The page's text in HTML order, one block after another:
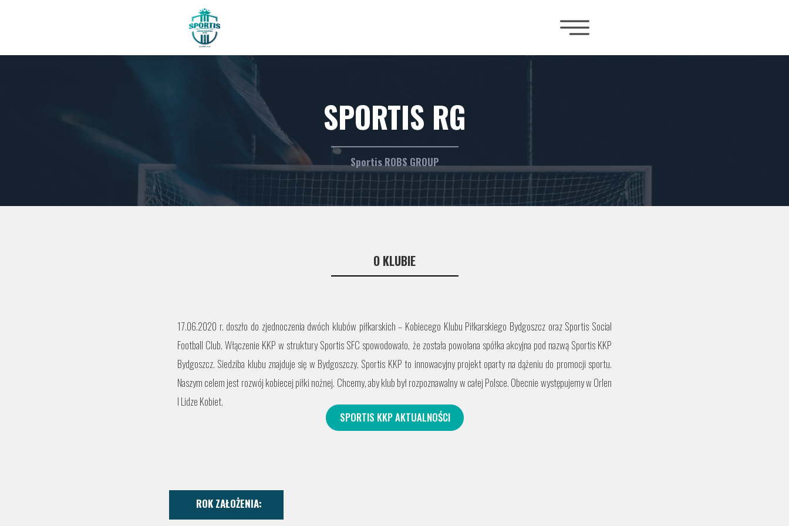
SPORTIS KKP AKTUALNOŚCI
17.06.2020 r. doszło do zjednoczenia dwóch klubów piłkarskich – Kobiecego Klubu Piłkarskiego Bydgoszcz oraz Sportis Social
Football Club. Włączenie KKP w struktury Sportis SFC spowodowało, że została powołana spółka akcyjna pod nazwą Sportis KKP
Bydgoszcz. Siedziba klubu znajduje się w Bydgoszczy. Sportis KKP to innowacyjny projekt oparty na dążeniu do promocji sportu.
Naszym celem jest rozwój kobiecej piłki nożnej. Chcemy, aby klub był rozpoznawalny w całej Polsce. Obecnie występujemy w Orlen
I Lidze Kobiet.
Sportis ROBS GROUP
O KLUBIE
SPORTIS RG
ROK ZAŁOŻENIA: